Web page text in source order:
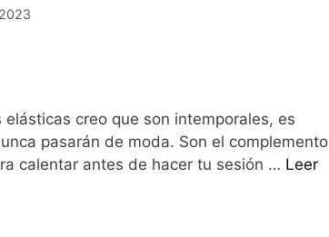
elásticas creo que son intemporales, es
pasarán de moda. Son el complemento
calentar antes de hacer tu sesión … Leer